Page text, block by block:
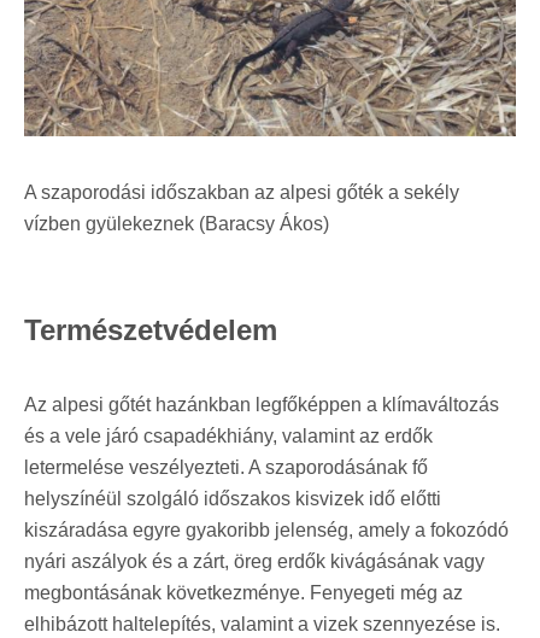
A szaporodási időszakban az alpesi gőték a sekély
vízben gyülekeznek (Baracsy Ákos)
Természetvédelem
Az alpesi gőtét hazánkban legfőképpen a klímaváltozás
és a vele járó csapadékhiány, valamint az erdők
letermelése veszélyezteti. A szaporodásának fő
helyszínéül szolgáló időszakos kisvizek idő előtti
kiszáradása egyre gyakoribb jelenség, amely a fokozódó
nyári aszályok és a zárt, öreg erdők kivágásának vagy
megbontásának következménye. Fenyegeti még az
elhibázott haltelepítés, valamint a vizek szennyezése is.